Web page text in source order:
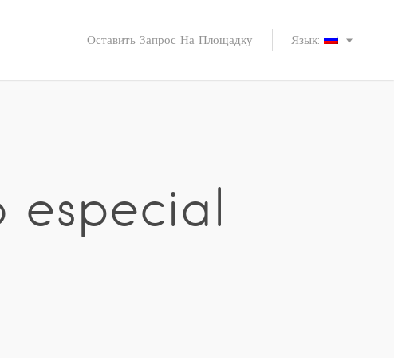
Оставить Запрос На Площадку Язык:
especial